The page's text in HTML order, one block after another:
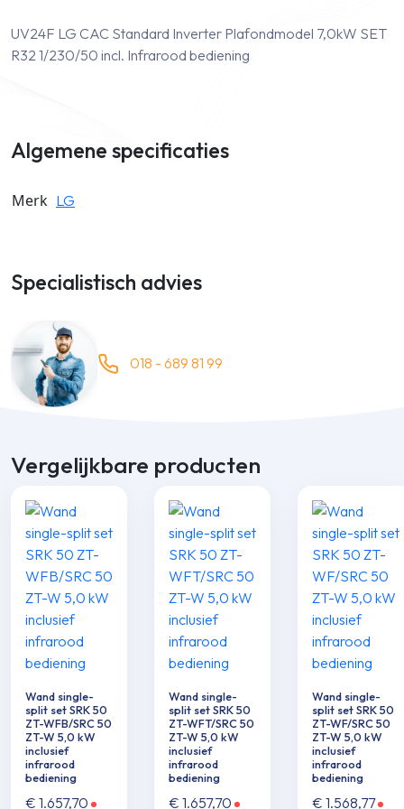
UV24F LG CAC Standard Inverter Plafondmodel 7,0kW SET
R32 1/230/50 incl. Infrarood bediening
Algemene specificaties
Merk LG
Specialistisch advies
018 - 689 81 99
Vergelijkbare producten
Wand single-
split set SRK 50
ZT-WFB/SRC 50
ZT-W 5,0 kW
inclusief
infrarood
bediening
€ 1.657,70
Wand single-
split set SRK 50
ZT-WFT/SRC 50
ZT-W 5,0 kW
inclusief
infrarood
bediening
€ 1.657,70
Wand single-
split set SRK 50
ZT-WF/SRC 50
ZT-W 5,0 kW
inclusief
infrarood
bediening
€ 1.568,77